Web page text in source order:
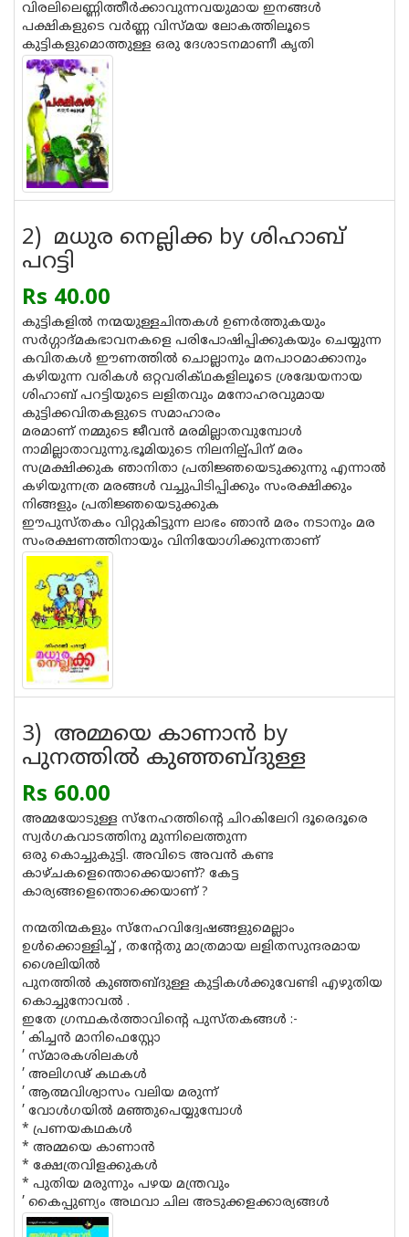
വിരലിലെണ്ണിത്തീര്‍ക്കാവുന്നവയുമായ ഇനങ്ങള്‍
പക്ഷികളുടെ വര്‍ണ്ണ വിസ്മയ ലോകത്തിലൂടെ
കുട്ടികളുമൊത്തുള്ള ഒരു ദേശാടനമാണീ കൃതി
2) മധുര നെല്ലിക്ക by ശിഹാബ്
പറട്ടി
Rs 40.00
കുട്ടികളില്‍ നന്മയുള്ളചിന്തകള്‍ ഉണര്‍ത്തുകയും
സര്‍ഗ്ഗാദ്മകഭാവനകളെ പരിപോഷിപ്പിക്കുകയും ചെയ്യുന്ന
കവിതകള്‍ ഈണത്തില്‍ ചൊല്ലാനും മനപാഠമാക്കാനും
കഴിയുന്ന വരികള്‍ ഒറ്റവരിക്ഥകളിലൂടെ ശ്രദ്ധേയനായ
ശിഹാബ് പറട്ടിയുടെ ലളിതവും മനോഹരവുമായ
കുട്ടിക്കവിതകളുടെ സമാഹാരം
മരമാണ്‌ നമ്മുടെ ജീവന്‍ മരമില്ലാതവുമ്പോള്‍
നാമില്ലാതാവുന്നു.ഭൂമിയുടെ നിലനില്പ്പിന്‌ മരം
സമ്രക്ഷിക്കുക ഞാനിതാ പ്രതിജ്ഞയെടുക്കുന്നു എന്നാല്‍
കഴിയുന്നത്ര മരങ്ങള്‍ വച്ചുപിടിപ്പിക്കും സംരക്ഷിക്കും
നിങ്ങളും പ്രതിജ്ഞയെടുക്കുക
ഈപുസ്തകം വിറ്റുകിട്ടുന്ന ലാഭം ഞാന്‍ മരം നടാനും മര
സം‌രക്ഷണത്തിനായും വിനിയോഗിക്കുന്നതാണ്‌
3) അമ്മയെ കാണാന്‍ by
പുനത്തില്‍ കുഞ്ഞബ്ദുള്ള
Rs 60.00
അമ്മയോടുള്ള സ്‌നേഹത്തിന്റെ ചിറകിലേറി ദൂരെദൂരെ
സ്വര്‍ഗകവാടത്തിനു മുന്നിലെത്തുന്ന
ഒരു കൊച്ചുകുട്ടി. അവിടെ അവന്‍ കണ്ട
കാഴ്ചകളെന്തൊക്കെയാണ്? കേട്ട
കാര്യങ്ങളെന്തൊക്കെയാണ് ?
നന്മതിന്മകളും സ്‌നേഹവിദ്വേഷങ്ങളുമെല്ലാം
ഉള്‍ക്കൊള്ളിച്ച് , തന്റേതു മാത്രമായ ലളിതസുന്ദരമായ
ശൈലിയില്‍
പുനത്തില്‍ കുഞ്ഞബ്ദുള്ള കുട്ടികള്‍ക്കുവേണ്ടി എഴുതിയ
കൊച്ചുനോവല്‍ .
ഇതേ ഗ്രന്ഥകര്‍ത്താവിന്റെ പുസ്തകങ്ങള്‍ :-
’ കിച്ചന്‍ മാനിഫെസ്റ്റോ
’ സ്മാരകശിലകള്‍
’ അലിഗഢ് കഥകള്‍
’ ആത്മവിശ്വാസം വലിയ മരുന്ന്
’ വോള്‍ഗയില്‍ മഞ്ഞുപെയ്യുമ്പോള്‍
* പ്രണയകഥകള്‍
* അമ്മയെ കാണാന്‍
* ക്ഷേത്രവിളക്കുകള്‍
* പുതിയ മരുന്നും പഴയ മന്ത്രവും
’ കൈപ്പുണ്യം അഥവാ ചില അടുക്കളക്കാര്യങ്ങള്‍